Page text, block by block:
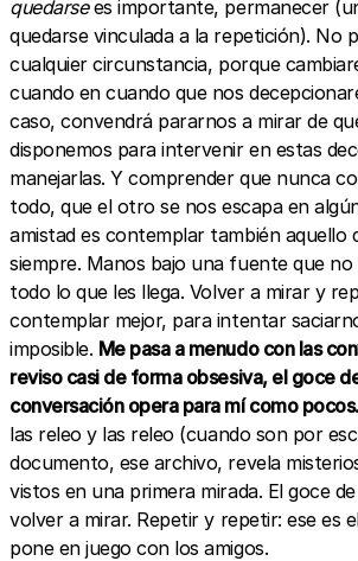
quedarsees importante, permanecer
quedarse vinculada a la repetición). No
cualquier circunstancia, porque
cuando en cuando que nos
caso, convendrá pararnos a mirar de
disponemos para intervenir en estas
manejarlas. Y comprender que nunca
todo, que el otro se nos escapa en
amistad es contemplar también aquello
siempre. Manos bajo una fuente que
todo lo que les llega. Volver a mirar y
contemplar mejor, para intentar
imposible. Me pasa a menudo con las
reviso casi de forma obsesiva, el goce
conversación opera para mí como pocos.
las releo y las releo (cuando son por
documento, ese archivo, revela
vistos en una primera mirada. El goce
volver a mirar. Repetir y repetir: ese es
pone en juego con los amigos.